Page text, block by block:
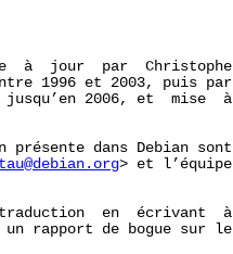
à  jour  par  Christophe
1996 et 2003, puis par
2006, et  mise  à
présente dans Debian sont
> et l’équipe
en  écrivant  à
un rapport de bogue sur le